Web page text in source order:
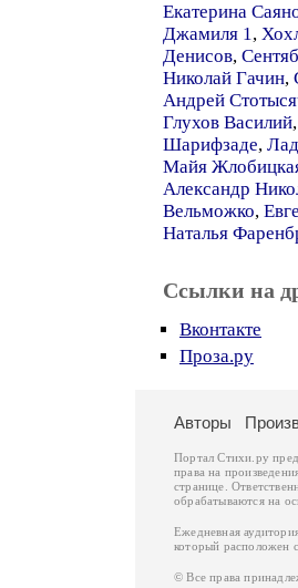
Екатерина
Джамиля 1,
Денисов,
Николай Гачин,
Андрей
Глухов Василий,
Шарифзаде,
Майя
Александр
Вельможко,
Наталья
Ссылки на
Вконтакте
Проза.ру
Авторы
Портал Стихи.ру
права на
странице.
обрабатываются на
Ежедневная
который расположен
© Все права